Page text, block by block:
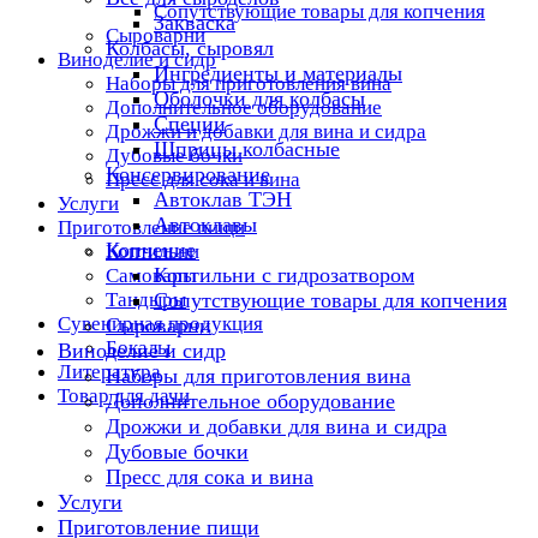
Сопутствующие товары для копчения
Сыроварни
Виноделие и сидр
Наборы для приготовления вина
Дополнительное оборудование
Дрожжи и добавки для вина и сидра
Дубовые бочки
Пресс для сока и вина
Услуги
Приготовление пищи
Коптильни
Самовары
Тандыры
Сувенирная продукция
Бокалы
Литература
Товар для дачи
Закваска
Колбасы, сыровял
Ингредиенты и материалы
Оболочки для колбасы
Специи
Шприцы колбасные
Консервирование
Автоклав ТЭН
Автоклавы
Копчение
Коптильни с гидрозатвором
Сопутствующие товары для копчения
Сыроварни
Виноделие и сидр
Наборы для приготовления вина
Дополнительное оборудование
Дрожжи и добавки для вина и сидра
Дубовые бочки
Пресс для сока и вина
Услуги
Приготовление пищи